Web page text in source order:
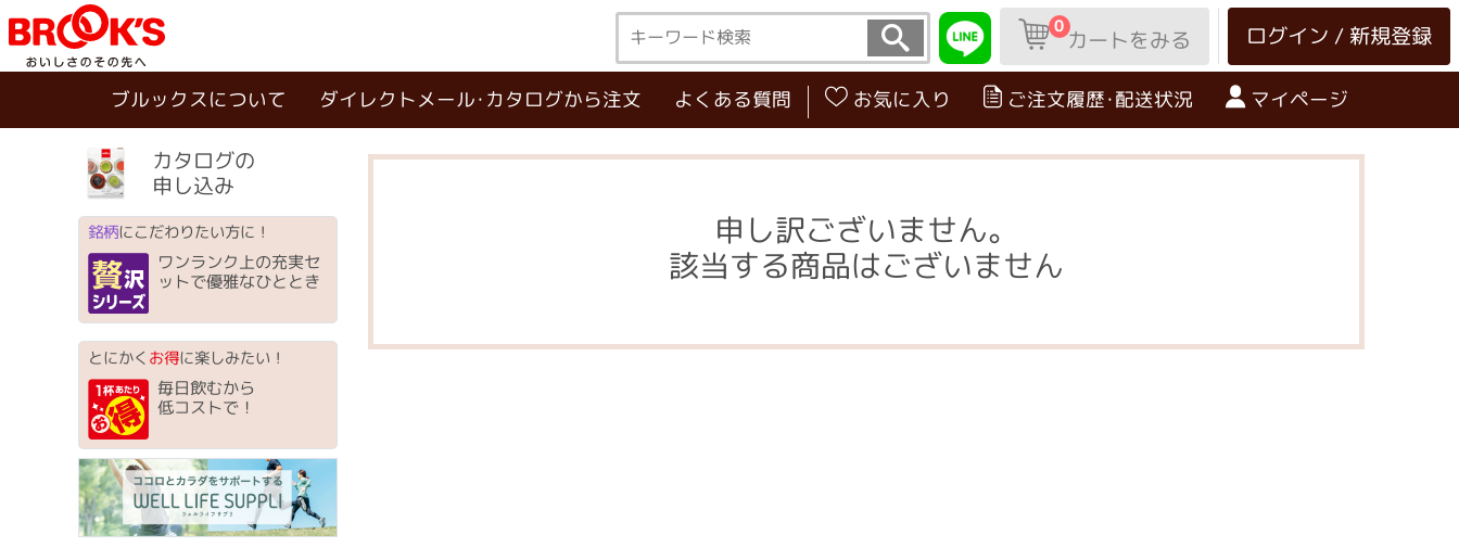
ログイン / 新規登録
0カートをみる
ブルックスについて ダイレクトメール･カタログから注文 よくある質問 お気に入り ご注文履歴･配送状況 マイページ
カタログの
申し込み
銘柄にこだわりたい方に！
ワンランク上の充実セ
ットで優雅なひととき
とにかくお得に楽しみたい！
毎日飲むから
低コストで！
申し訳ございません。
該当する商品はございません